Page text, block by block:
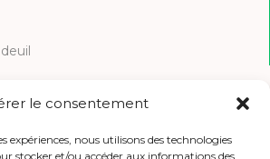
le consentement
expériences, nous utilisons des technologies
stocker et/ou accéder aux informations des